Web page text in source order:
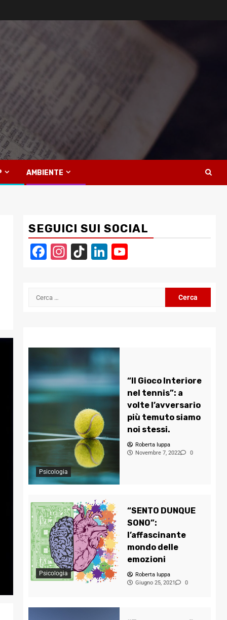
AMBIENTE
SEGUICI SUI SOCIAL
Facebook
Instagram
TikTokLinkedIn
Ricerca
Psicologia
“Il Gioco Interiore
nel tennis”: a
volte l’avversario
più temuto siamo
noi stessi.
Roberta Iuppa
Novembre 7, 2022
0
Psicologia
“SENTO DUNQUE
SONO”:
l’affascinante
mondo delle
emozioni
Roberta Iuppa
Giugno 25, 2021
0